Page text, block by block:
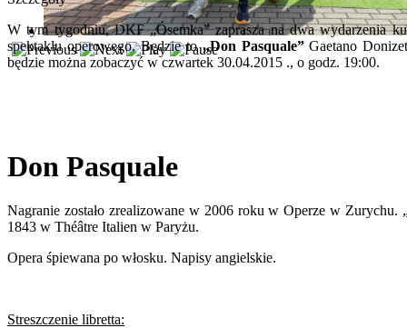
W tym tygodniu, DKF„Ósemka”zaprasza na dwa wydarzenia
spektaklu operowego. Będzie to„Don Pasquale”Gaetano
będzie można zobaczyć w czwartek 30.04.2015 ., o godz. 19:00.
Don Pasquale
Nagranie zostało zrealizowane w 2006 roku w Operze w Zurychu.
1843 w Théâtre Italien w Paryżu.
Opera śpiewana po włosku. Napisy angielskie.
Streszczenie libretta:­